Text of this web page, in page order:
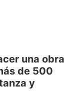
una obra
de 500
y